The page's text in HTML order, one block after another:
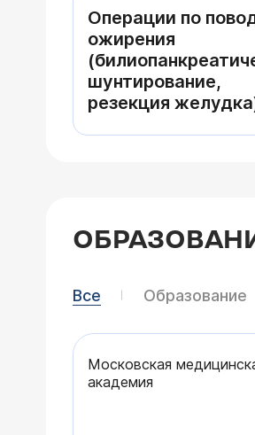
Операции по
ожирения
шунтирование,
резекция
Все Образование
Московская
академия